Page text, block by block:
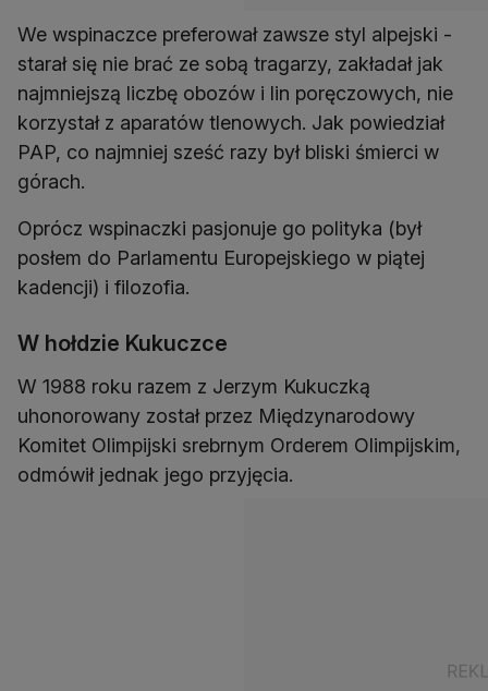
We wspinaczce preferował zawsze styl alpejski -
starał się nie brać ze sobą tragarzy, zakładał jak
najmniejszą liczbę obozów i lin poręczowych, nie
korzystał z aparatów tlenowych. Jak powiedział
PAP, co najmniej sześć razy był bliski śmierci w
górach.
Oprócz wspinaczki pasjonuje go polityka (był
posłem do Parlamentu Europejskiego w piątej
kadencji) i filozofia.
W hołdzie Kukuczce
W 1988 roku razem z Jerzym Kukuczką
uhonorowany został przez Międzynarodowy
Komitet Olimpijski srebrnym Orderem Olimpijskim,
odmówił jednak jego przyjęcia.